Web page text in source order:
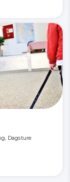
Dagsture